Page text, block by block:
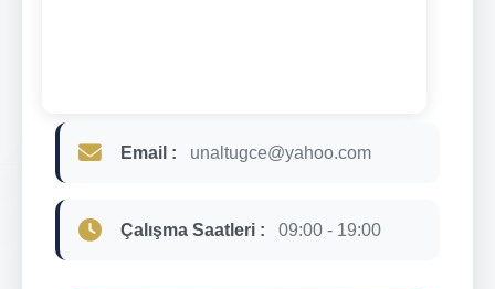
Email : unaltugce@yahoo.com
Çalışma Saatleri : 09:00 - 19:00